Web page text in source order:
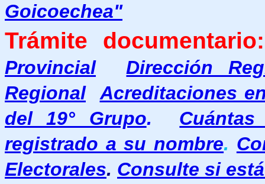
Goicoechea"
Trámite documentario:
Provincial
Dirección
Regional
Acreditaciones
del 19° Grupo.
registrado a su nombre.
Electorales. Consulte si